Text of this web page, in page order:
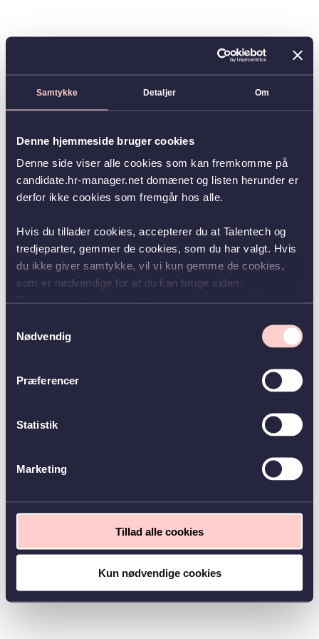
Samtykke Detaljer Om
Denne hjemmeside bruger cookies
Denne side viser alle cookies som kan fremkomme på
candidate.hr-manager.net domænet og listen herunder er
derfor ikke cookies som fremgår hos alle.
Hvis du tillader cookies, accepterer du at Talentech og
tredjeparter, gemmer de cookies, som du har valgt. Hvis
du ikke giver samtykke, vil vi kun gemme de cookies,
som er nødvendige for at du kan bruge siden.
Nødvendig
Præferencer
Statistik
Marketing
Tillad alle cookies
Kun nødvendige cookies